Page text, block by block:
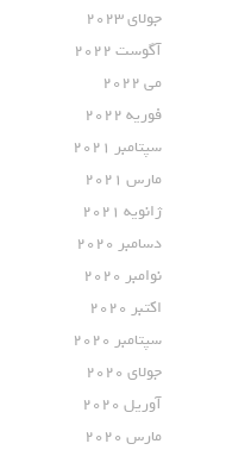
جولای 2023
آگوست 2022
می 2022
فوریه 2022
سپتامبر 2021
مارس 2021
ژانویه 2021
دسامبر 2020
نوامبر 2020
اکتبر 2020
سپتامبر 2020
جولای 2020
آوریل 2020
مارس 2020